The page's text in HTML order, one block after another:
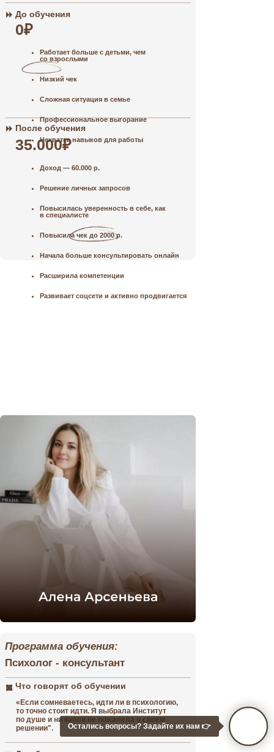
До обучения
0₽
Работает больше с детьми, чем
со взрослыми
Низкий чек
Сложная ситуация в семье
Профессиональное выгорание
Нехватка навыков для работы
После обучения
35.000₽
Доход — 60.000 р.
Решение личных запросов
Повысилась уверенность в себе, как
в специалисте
Повысила чек до 2000 р.
Начала больше консультировать онлайн
Расширила компетенции
Развивает соцсети и активно продвигается
Программа обучения:
Психолог - консультант
Что говорят об обучении
«Если сомневаетесь, идти ли в психологию,
то точно стоит идти. Я выбрала Институт
по душе и ни капли не пожалела о своем
решении".
Остались вопросы? Задайте их нам 👉